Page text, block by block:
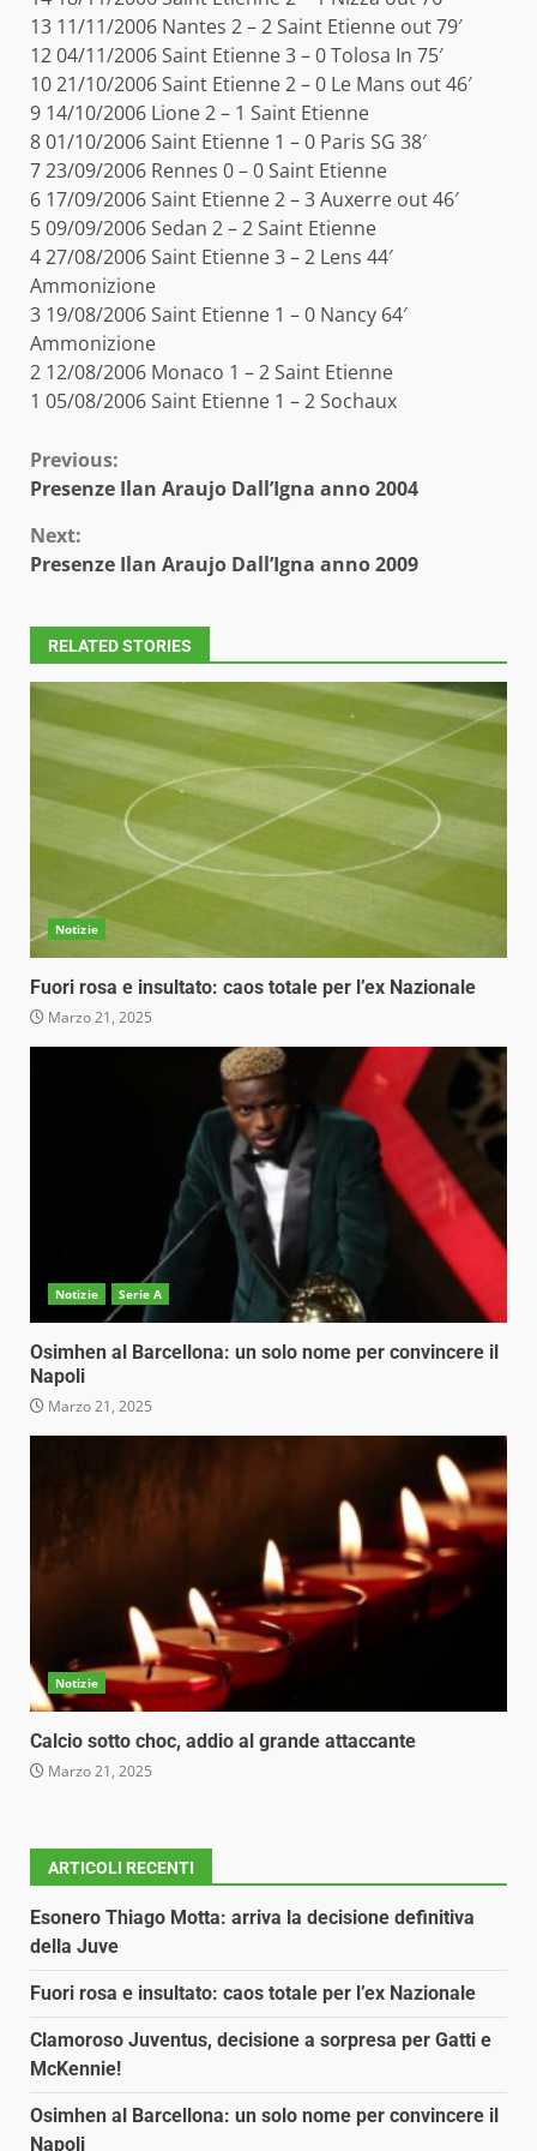
13 11/11/2006 Nantes 2 – 2 Saint Etienne out 79′
12 04/11/2006 Saint Etienne 3 – 0 Tolosa In 75′
10 21/10/2006 Saint Etienne 2 – 0 Le Mans out 46′
9 14/10/2006 Lione 2 – 1 Saint Etienne
8 01/10/2006 Saint Etienne 1 – 0 Paris SG 38′
7 23/09/2006 Rennes 0 – 0 Saint Etienne
6 17/09/2006 Saint Etienne 2 – 3 Auxerre out 46′
5 09/09/2006 Sedan 2 – 2 Saint Etienne
4 27/08/2006 Saint Etienne 3 – 2 Lens 44′
Ammonizione
3 19/08/2006 Saint Etienne 1 – 0 Nancy 64′
Ammonizione
2 12/08/2006 Monaco 1 – 2 Saint Etienne
1 05/08/2006 Saint Etienne 1 – 2 Sochaux
Continue
Previous:
Presenze Ilan Araujo Dall’Igna anno 2004
Next:
Presenze Ilan Araujo Dall’Igna anno 2009
RELATED STORIES
Notizie
Fuori rosa e insultato: caos totale per l’ex Nazionale
Marzo 21, 2025
Notizie Serie A
Osimhen al Barcellona: un solo nome per convincere il
Napoli
Marzo 21, 2025
Notizie
Calcio sotto choc, addio al grande attaccante
Marzo 21, 2025
ARTICOLI RECENTI
Esonero Thiago Motta: arriva la decisione definitiva
della Juve
Fuori rosa e insultato: caos totale per l’ex Nazionale
Clamoroso Juventus, decisione a sorpresa per Gatti e
McKennie!
Osimhen al Barcellona: un solo nome per convincere il
Napoli